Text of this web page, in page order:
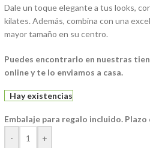
Dale un toque elegante a tus looks,
kilates. Además, combina con una
mayor tamaño en su centro.
Puedes encontrarlo en nuestras
online y te lo enviamos a casa.
Hay existencias
Embalaje para regalo incluido.
-
+